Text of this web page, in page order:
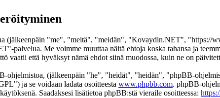
"me", "meitä", "meidän", "Kovaydin.NET", "https://
palvelua. Me voimme muuttaa näitä ehtoja koska tahansa ja
vaatii että hyväksyt nämä ehdot siinä muodossa, kuin ne on
ohjelmistoa, (jälkeenpäin "he", "heidät", "heidän", "phpBB-
ja se voidaan ladata osoitteesta www.phpbb.com. phpBB-
Saadaksesi lisätietoa phpBB:stä vieraile osoitteessa: